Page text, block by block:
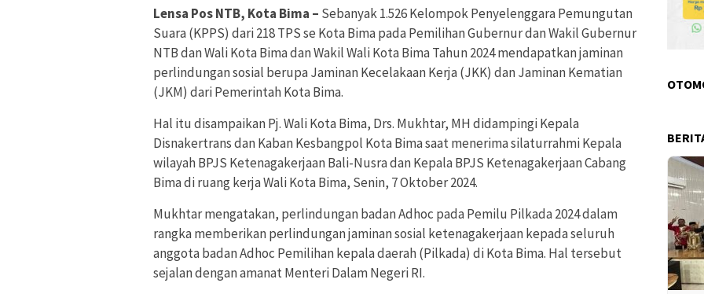
Lensa Pos NTB, Kota Bima – Sebanyak 1.526 Kelompok Penyelenggara Pemungutan
Suara (KPPS) dari 218 TPS se Kota Bima pada Pemilihan Gubernur dan Wakil Gubernur
NTB dan Wali Kota Bima dan Wakil Wali Kota Bima Tahun 2024 mendapatkan jaminan
perlindungan sosial berupa Jaminan Kecelakaan Kerja (JKK) dan Jaminan Kematian
(JKM) dari Pemerintah Kota Bima.
Hal itu disampaikan Pj. Wali Kota Bima, Drs. Mukhtar, MH didampingi Kepala
Disnakertrans dan Kaban Kesbangpol Kota Bima saat menerima silaturrahmi Kepala
wilayah BPJS Ketenagakerjaan Bali-Nusra dan Kepala BPJS Ketenagakerjaan Cabang
Bima di ruang kerja Wali Kota Bima, Senin, 7 Oktober 2024.
Mukhtar mengatakan, perlindungan badan Adhoc pada Pemilu Pilkada 2024 dalam
rangka memberikan perlindungan jaminan sosial ketenagakerjaan kepada seluruh
anggota badan Adhoc Pemilihan kepala daerah (Pilkada) di Kota Bima. Hal tersebut
sejalan dengan amanat Menteri Dalam Negeri RI.